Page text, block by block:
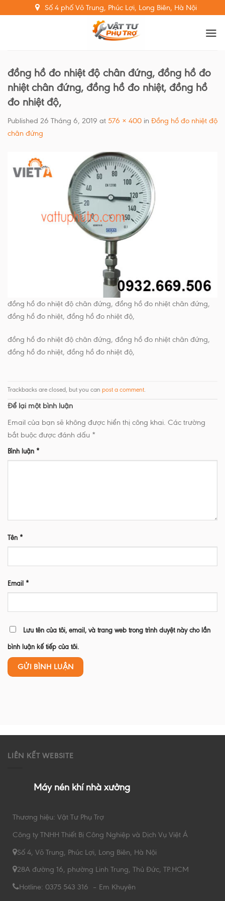
to
Số 4 phố Võ Trung, Phúc Lợi, Long Biên, Hà Nội
đồng hồ đo nhiệt độ chân đứng, đồng hồ đo
nhiệt chân đứng, đồng hồ đo nhiệt, đồng hồ
đo nhiệt độ,
Published 26 Tháng 6, 2019 at 576 × 400 in Đồng hồ đo nhiệt độ
chân đứng
đồng hồ đo nhiệt độ chân đứng, đồng hồ đo nhiệt chân đứng,
đồng hồ đo nhiệt, đồng hồ đo nhiệt độ,
đồng hồ đo nhiệt độ chân đứng, đồng hồ đo nhiệt chân đứng,
đồng hồ đo nhiệt, đồng hồ đo nhiệt độ,
Trackbacks are closed, but you can post a comment.
Để lại một bình luận
Email của bạn sẽ không được hiển thị công khai. Các trường
bắt buộc được đánh dấu *
Bình luận *
Tên *
Email *
Lưu tên của tôi, email, và trang web trong trình duyệt này cho lần
bình luận kế tiếp của tôi.
LIÊN KẾT WEBSITE
Máy nén khí nhà xưởng
Thương hiệu: Vật Tư Phụ Trợ
Công ty TNHH Thiết Bị Công Nghiệp và Dịch Vụ Việt Á
Số 4, Võ Trung, Phúc Lợi, Long Biên, Hà Nội
28A đường 16, phường Linh Trung, Thủ Đức, TP.HCM
Hotline: 0375 543 316 – Em Khuyên